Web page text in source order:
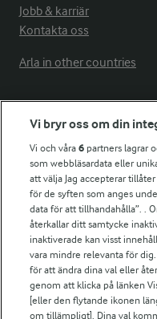
Jobb & karriär
Kontakta oss
Arla in other countries
Fler Arlasajter
För ägare
Arlas kundportal
Arla.com
Falbygdens Ost
Arla webbshop
Bildbank
Vi bryr oss om din
Vi och våra6 partners lagrar
som webbläsardata eller
att välja Jag accepterar
för de syften som anges
data för att tillhandahålla”. .
återkallar ditt samtycke
inaktiverade kan visst
vara mindre relevanta för
för att ändra dina val eller
genom att klicka på länken
[eller den flytande ikonen
om tillämpligt]. Dina val